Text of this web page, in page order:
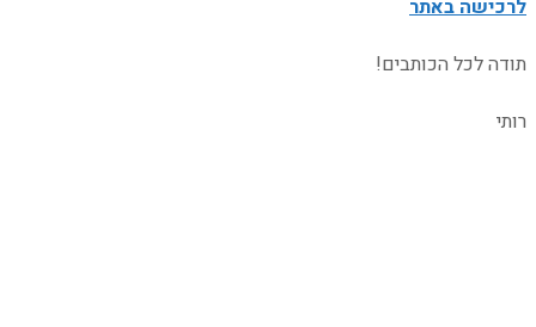
לרכישה באתר
תודה לכל הכותבים!
רותי